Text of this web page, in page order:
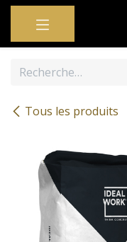
SE RENDRE AU CONTENU
Tous les produits